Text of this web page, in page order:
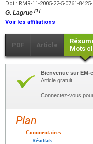
Doi : RMR-11-2005-22-5-0761-
G. Lagrue [1]
Voir les affiliations
PDF Article
Mots
Bienvenue sur
Article gratuit.
Connectez-vous
Plan
Commentaires
Résultats